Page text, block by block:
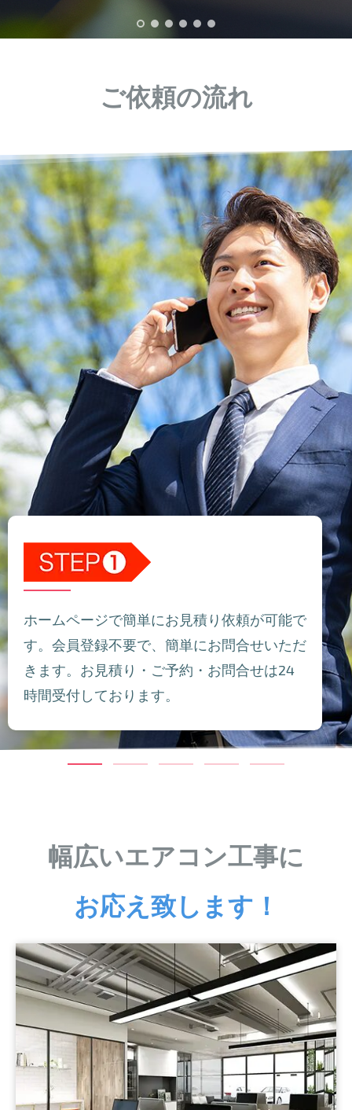
ご依頼の流れ
ホームページで簡単にお見積り依頼が可能で
す。会員登録不要で、簡単にお問合せいただ
きます。お見積り・ご予約・お問合せは24
時間受付しております。
幅広いエアコン工事に
お応え致します！